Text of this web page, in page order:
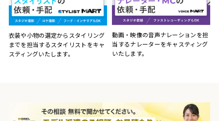
衣装や小物の選定からスタイリング
までを担当するスタイリストをキャ
スティングいたします。
動画・映像の音声ナレーションを担
当するナレーターをキャスティング
いたします。